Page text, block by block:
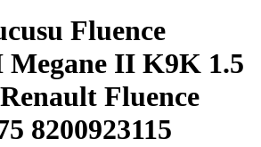
Fluence
II K9K 1.5
Fluence
8200923115